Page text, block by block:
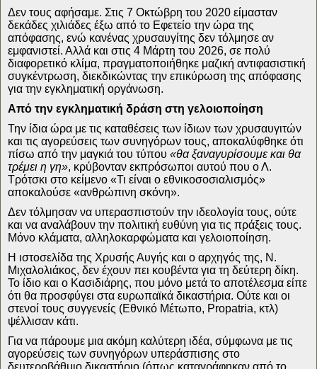
Δεν τους αφήσαμε. Στις 7 Οκτώβρη του 2020 είμασταν
δεκάδες χιλιάδες έξω από το Εφετείο την ώρα της
απόφασης, ενώ κανένας χρυσαυγίτης δεν τόλμησε αν
εμφανιστεί. Αλλά και στις 4 Μάρτη του 2026, σε πολύ
διαφορετικό κλίμα, πραγματοποιήθηκε μαζική αντιφασιστική
συγκέντρωση, διεκδικώντας την επικύρωση της απόφασης
για την εγκληματική οργάνωση.
Από την εγκληματική δράση στη γελοιοποίηση
Την ίδια ώρα με τις καταθέσεις των ίδιων των χρυσαυγιτών
και τις αγορεύσεις των συνηγόρων τους, αποκαλύφθηκε ότι
πίσω από την μαγκιά του τύπου «θα ξαναγυρίσουμε και θα
τρέμει η γη», κρύβονταν εκπρόσωποι αυτού που ο Λ.
Τρότσκι στο κείμενο «Τι είναι ο εθνικοσοσιαλισμός»
αποκαλούσε «ανθρώπινη σκόνη».
Δεν τόλμησαν να υπερασπιστούν την ιδεολογία τους, ούτε
και να αναλάβουν την πολιτική ευθύνη για τις πράξεις τους.
Μόνο κλάματα, αλληλοκαρφώματα και γελοιοποίηση.
Η ιστοσελίδα της Χρυσής Αυγής και ο αρχηγός της, Ν.
Μιχαλολιάκος, δεν έχουν πει κουβέντα για τη δεύτερη δίκη.
Το ίδιο και ο Κασιδιάρης, που μόνο μετά το αποτέλεσμα είπε
ότι θα προσφύγει στα ευρωπαϊκά δικαστήρια. Ούτε και οι
στενοί τους συγγενείς (Εθνικό Μέτωπο, Propatria, κτλ)
ψέλλισαν κάτι.
Για να πάρουμε μια ακόμη καλύτερη ιδέα, σύμφωνα με τις
αγορεύσεις των συνηγόρων υπεράσπισης στο
δευτεροβάθμιο δικαστήριο (όπως καταγράφηκαν από το